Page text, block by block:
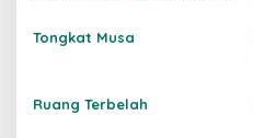
o
Tongkat Musa
Ruang Terbelah